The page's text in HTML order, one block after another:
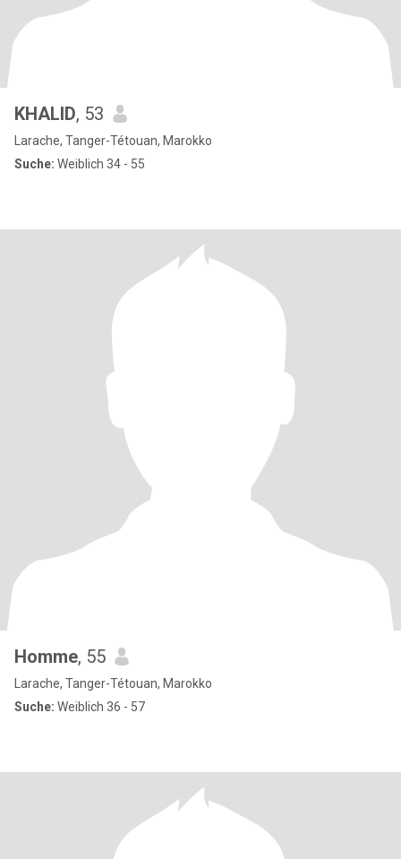
KHALID, 53
Larache, Tanger-Tétouan, Marokko
Suche: Weiblich 34 - 55
Homme, 55
Larache, Tanger-Tétouan, Marokko
Suche: Weiblich 36 - 57